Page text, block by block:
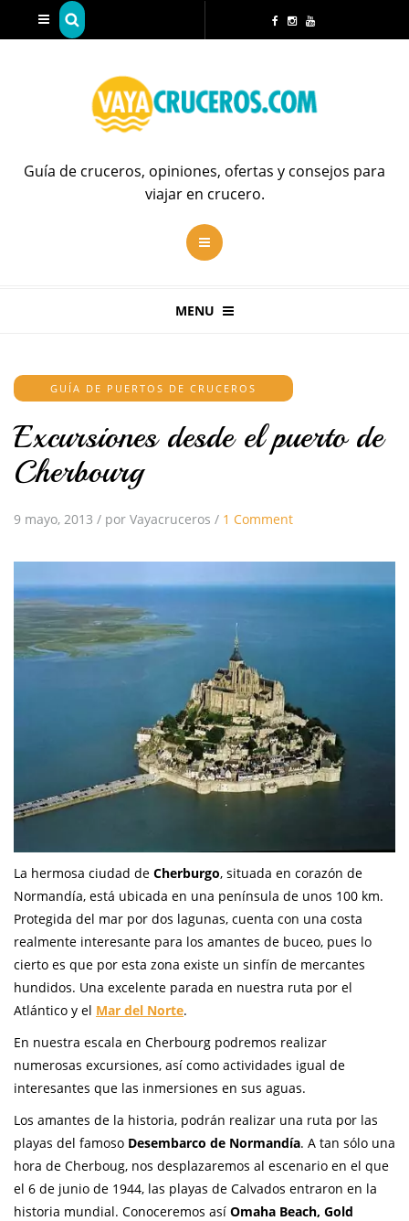
Guía de cruceros, opiniones, ofertas y consejos para
viajar en crucero.
MENU
GUÍA DE PUERTOS DE CRUCEROS
Excursiones desde el puerto de
Cherbourg
9 mayo, 2013 / por Vayacruceros / 1 Comment
La hermosa ciudad de Cherburgo, situada en corazón de
Normandía, está ubicada en una península de unos 100 km.
Protegida del mar por dos lagunas, cuenta con una costa
realmente interesante para los amantes de buceo, pues lo
cierto es que por esta zona existe un sinfín de mercantes
hundidos. Una excelente parada en nuestra ruta por el
Atlántico y el Mar del Norte.
En nuestra escala en Cherbourg podremos realizar
numerosas excursiones, así como actividades igual de
interesantes que las inmersiones en sus aguas.
Los amantes de la historia, podrán realizar una ruta por las
playas del famoso Desembarco de Normandía. A tan sólo una
hora de Cherboug, nos desplazaremos al escenario en el que
el 6 de junio de 1944, las playas de Calvados entraron en la
historia mundial. Conoceremos así Omaha Beach, Gold